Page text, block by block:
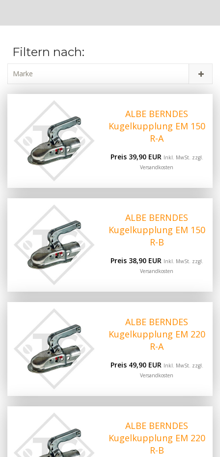
Filtern nach:
Marke
ALBE BERNDES
Kugelkupplung EM 150
R-A
Preis 39,90 EUR Inkl. MwSt. zzgl.
Versandkosten
ALBE BERNDES
Kugelkupplung EM 150
R-B
Preis 38,90 EUR Inkl. MwSt. zzgl.
Versandkosten
ALBE BERNDES
Kugelkupplung EM 220
R-A
Preis 49,90 EUR Inkl. MwSt. zzgl.
Versandkosten
ALBE BERNDES
Kugelkupplung EM 220
R-B